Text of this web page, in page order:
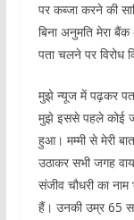
पर कब्जा करने की
बिना अनुमति मेरा
पता चलने पर विरोध
मुझे न्यूज में पढ़कर
मुझे इससे पहले कोई
हुआ। मम्मी से मेरी
उठाकर सभी जगह
संजीव चौधरी का
हैं। उनकी उम्र 65